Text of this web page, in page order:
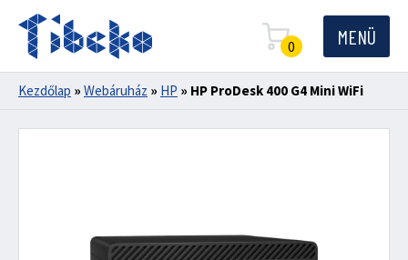
0 MENÜ
Kezdőlap » Webáruház » HP » HP ProDesk 400 G4 Mini WiFi